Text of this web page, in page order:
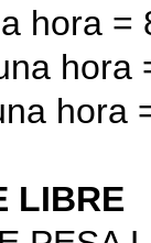
hora =
hora
hora
LIBRE